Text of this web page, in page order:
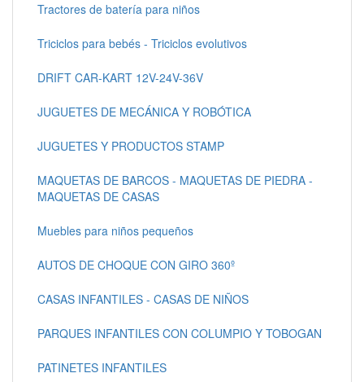
Tractores de batería para niños
Triciclos para bebés - Triciclos evolutivos
DRIFT CAR-KART 12V-24V-36V
JUGUETES DE MECÁNICA Y ROBÓTICA
JUGUETES Y PRODUCTOS STAMP
MAQUETAS DE BARCOS - MAQUETAS DE PIEDRA -
MAQUETAS DE CASAS
Muebles para niños pequeños
AUTOS DE CHOQUE CON GIRO 360º
CASAS INFANTILES - CASAS DE NIÑOS
PARQUES INFANTILES CON COLUMPIO Y TOBOGAN
PATINETES INFANTILES